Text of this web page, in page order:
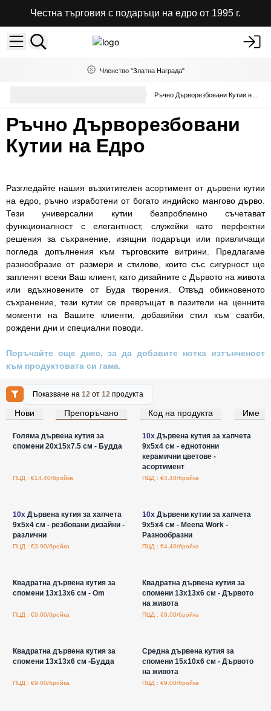
Честна търговия с подаръци на едро от 1995 г.
Членство "Златна Награда"
Ръчно Дърворезбовани
Кутии на Едро
Разгледайте нашия възхитителен асортимент от дървени кутии
на едро, ръчно изработени от богато индийско мангово дърво.
Тези универсални кутии безпроблемно съчетават
функционалност с елегантност, служейки като перфектни
решения за съхранение, изящни подаръци или привличащи
погледа допълнения към търговските витрини. Предлагаме
разнообразие от размери и стилове, които със сигурност ще
запленят всеки Ваш клиент, като дизайните с Дървото на живота
или вдъхновените от Буда творения. Отвъд обикновеното
съхранение, тези кутии се превръщат в пазители на ценните
моменти на Вашите клиенти, добавяйки стил към сватби,
рождени дни и специални поводи.
Поръчайте още днес, за да добавите нотка изтънченост
към продуктовата си гама.
Показване на12 от12 продукта
Нови Препоръчано Код на продукта Име
Влезте за цени на едро
Голяма дървена кутия за
спомени 20x15x7.5 см - Будда
ПЦД : €14.40/бройка
Влезте за цени на едро
10xДървена кутия за хапчета
9x5x4 см - еднотонни
керамични цветове -
асортимент
ПЦД : €4.40/бройка
10xДървена кутия за хапчета
9x5x4 см - резбовани дизайни -
различни
ПЦД : €3.90/бройка
10xДървени кутии за хапчета
9x5x4 см - Meena Work -
Разнообразни
ПЦД : €4.40/бройка
Квадратна дървена кутия за
спомени 13x13x6 см - Om
ПЦД : €9.00/бройка
Квадратна дървена кутия за
спомени 13x13x6 см - Дървото
на живота
ПЦД : €9.00/бройка
Квадратна дървена кутия за
спомени 13x13x6 см -Будда
ПЦД : €9.00/бройка
Средна дървена кутия за
спомени 15x10x6 см - Дървото
на живота
ПЦД : €9.00/бройка